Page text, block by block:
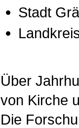
Stadt
Über
von Kirche
Die